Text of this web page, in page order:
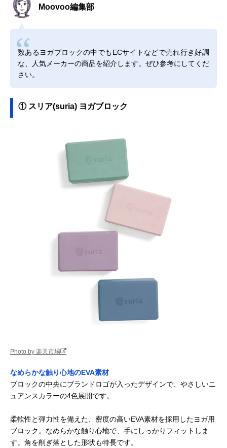
Moovoo編集部
数あるヨガブロックの中でもECサイトなどで売れ行き好調
な、人気メーカーの商品を紹介します。ぜひ参考にしてくだ
さい。
① スリア(suria) ヨガブロック
Photo by 楽天市場
なめらかな触り心地のEVA素材
ブロックの中央にブランドロゴが入ったデザインで、やさしいニ
ュアンスカラーの4色展開です。
柔軟性と弾力性を備えた、密度の高いEVA素材を採用したヨガ用
ブロック。なめらかな触り心地で、手にしっかりフィットしま
す。角を削ぎ落とした形状も特長です。